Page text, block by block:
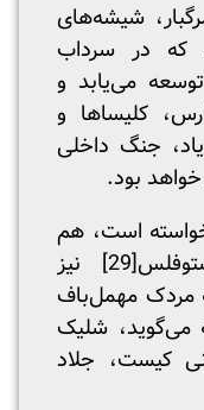
شیشه‌های
که در سرداب
می‌یابد و
کلیساها و
جنگ داخلی
بود.
است، هم
[29]
نیز
مردک مهمل‌باف
می‌گوید، شلیک
کیست، جلاد